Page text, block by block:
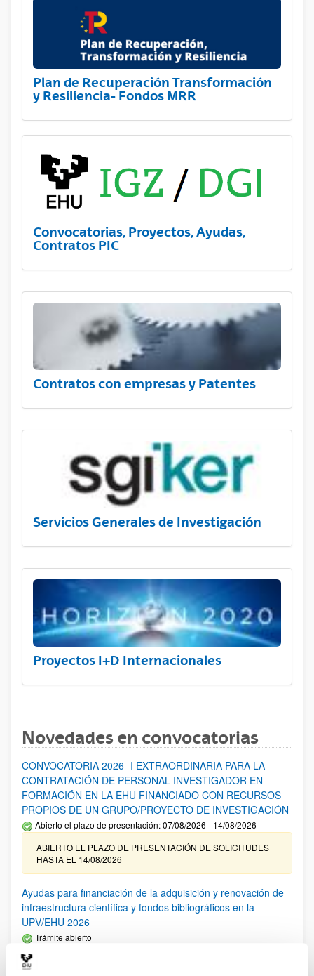
Plan de Recuperación Transformación
y Resiliencia- Fondos MRR
Convocatorias, Proyectos, Ayudas,
Contratos PIC
Contratos con empresas y Patentes
Servicios Generales de Investigación
Proyectos I+D Internacionales
Novedades en convocatorias
CONVOCATORIA 2026- I EXTRAORDINARIA PARA LA
CONTRATACIÓN DE PERSONAL INVESTIGADOR EN
FORMACIÓN EN LA EHU FINANCIADO CON RECURSOS
PROPIOS DE UN GRUPO/PROYECTO DE INVESTIGACIÓN
Abierto el plazo de presentación: 07/08/2026 - 14/08/2026
ABIERTO EL PLAZO DE PRESENTACIÓN DE SOLICITUDES
HASTA EL 14/08/2026
Ayudas para financiación de la adquisición y renovación de
infraestructura científica y fondos bibliográficos en la
UPV/EHU 2026
Trámite abierto